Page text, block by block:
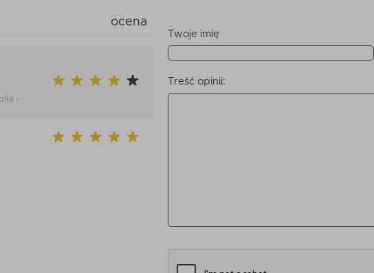
ocena
-
Twoje imię
Treść opinii: